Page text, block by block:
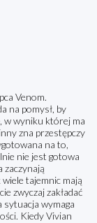
Venom.
na pomysł, by
w wyniku której ma
zna przestępczy
na to,
nie jest gotowa
zaczynają
tajemnic mają
zwyczaj zakładać
sytuacja wymaga
Kiedy Vivian